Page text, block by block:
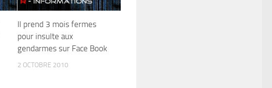
Il prend 3 mois fermes
pour insulte aux
gendarmes sur Face Book
2 OCTOBRE 2010